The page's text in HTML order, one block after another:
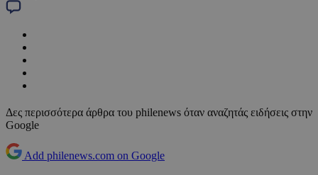
Δες περισσότερα άρθρα του philenews όταν αναζητάς ειδήσεις στην
Google
Add philenews.com on Google